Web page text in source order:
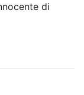
di